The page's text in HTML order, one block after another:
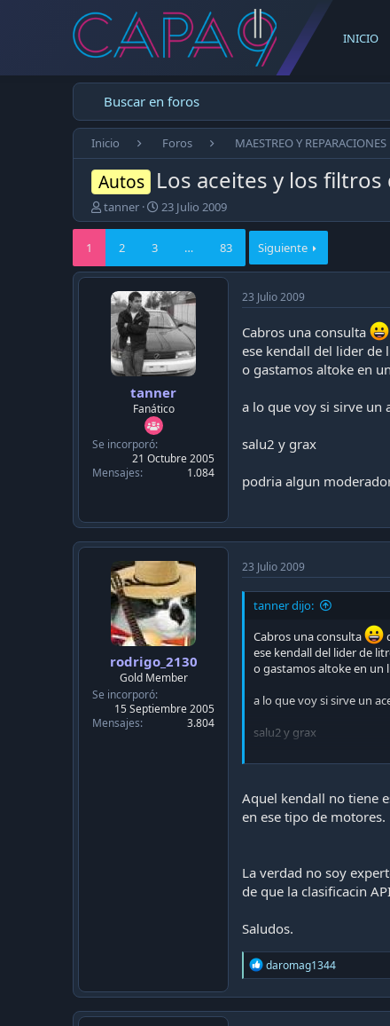
INICIO
Buscar en foros
Inicio Foros MAESTREO Y REPARACIONES
Autos Los aceites y los
E
m
z
m
tanner
F
e
a
e
p
u
b
l
c
a
c
ó
23 Julio 2009
1 2 3 … 83 Siguiente
tanner
Fanático
Se incorporó
21 Octubre 2005
Mensajes
1.084
23 Julio 2009
Cabros una consulta
ese kendall del lider de
o gastamos altoke en
a lo que voy si sirve un
salu2 y grax
podria algun
rodrigo_2130
Gold Member
Se incorporó
15 Septiembre 2005
Mensajes
3.804
23 Julio 2009
tanner dijo:
Cabros una consulta
ese kendall del lider de
o gastamos altoke en un
a lo que voy si sirve un
salu2 y grax
podria algun moderador
Aquel kendall no tiene
en ese tipo de motores.
La verdad no soy
de que la clasificacin
Saludos.
R
e
daromag1344